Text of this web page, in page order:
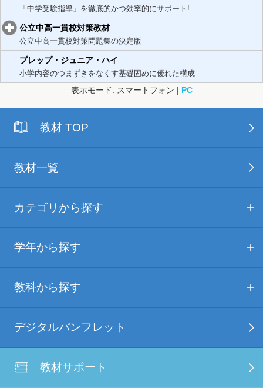
「中学受験指導」を徹底的かつ効率的にサポート!
公立中高一貫校対策教材
公立中高一貫校対策問題集の決定版
プレップ・ジュニア・ハイ
小学内容のつまずきをなくす基礎固めに優れた構成
表示モード: スマートフォン | PC
教材 TOP
教材一覧
カテゴリから探す
学年から探す
教科から探す
デジタルパンフレット
教材サポート